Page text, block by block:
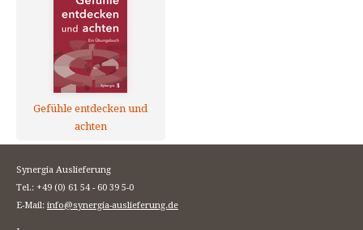
Gefühle entdecken und
achten
Synergia Auslieferung
Tel.: +49 (0) 61 54 - 60 39 5-0
E-Mail: info@synergia-auslieferung.de